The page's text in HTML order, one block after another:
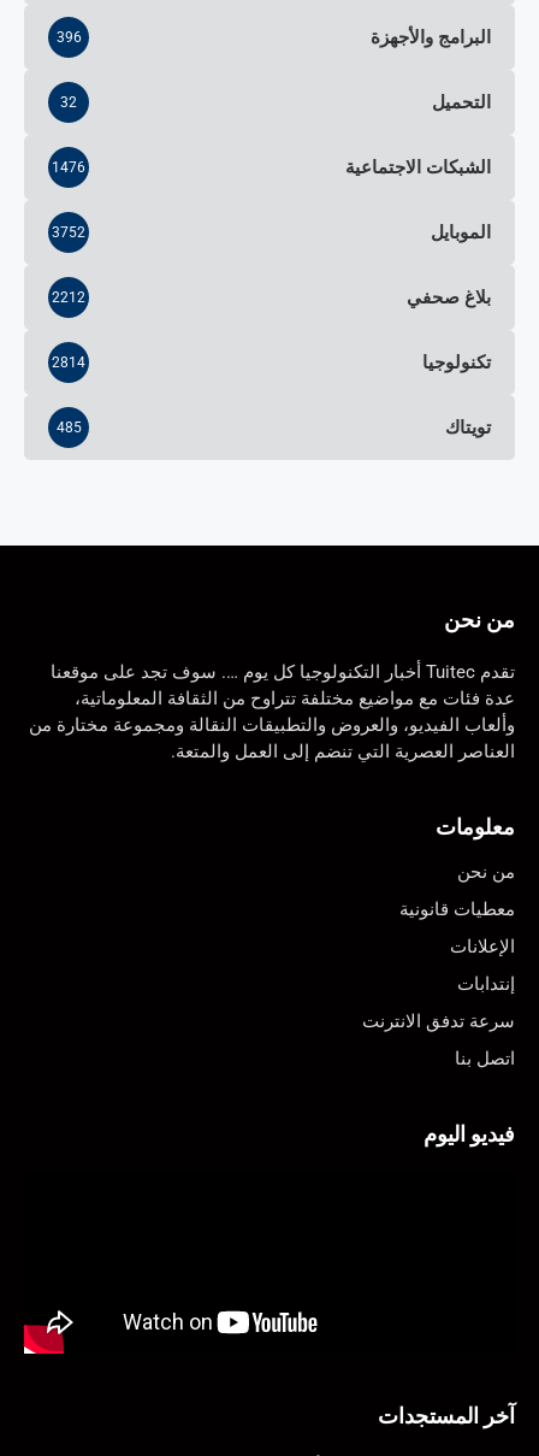
البرامج والأجهزة 396
التحميل 32
الشبكات الاجتماعية 1476
الموبايل 3752
بلاغ صحفي 2212
تكنولوجيا 2814
تويتاك 485
من نحن
تقدم Tuitec أخبار التكنولوجيا كل يوم …. سوف تجد على موقعنا
عدة فئات مع مواضيع مختلفة تتراوح من الثقافة المعلوماتية،
وألعاب الفيديو، والعروض والتطبيقات النقالة ومجموعة مختارة من
العناصر العصرية التي تنضم إلى العمل والمتعة.
معلومات
من نحن
معطيات قانونية
الإعلانات
إنتدابات
سرعة تدفق الانترنت
اتصل بنا
فيديو اليوم
آخر المستجدات